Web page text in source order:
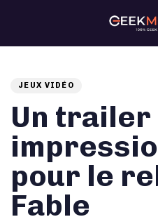
Skip
JEUX VIDÉO
Un trailer
pour le
Fable